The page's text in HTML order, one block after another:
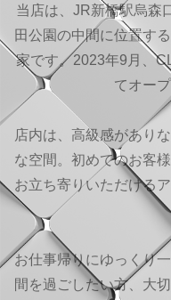
当店は、JR新橋駅烏森
田公園の中間に位置す
家です。2023年9月、
てオー
店内は、高級感があり
な空間。初めてのお客
お立ち寄りいただける
お仕事帰りにゆっくり
間を過ごしたい方、大